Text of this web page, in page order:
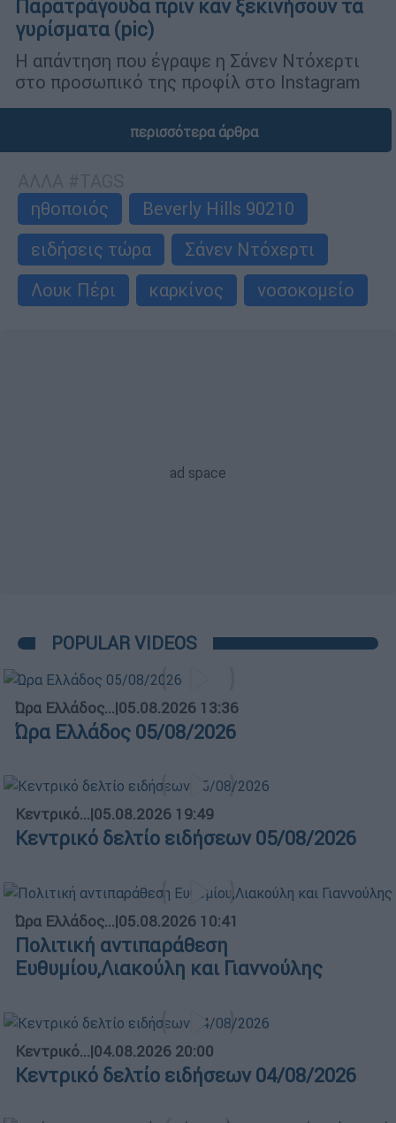
Παρατράγουδα πριν καν ξεκινήσουν τα
γυρίσματα (pic)
Η απάντηση που έγραψε η Σάνεν Ντόχερτι
στο προσωπικό της προφίλ στο Instagram
περισσότερα άρθρα
ηθοποιός
Beverly Hills 90210
ειδήσεις τώρα
Σάνεν Ντόχερτι
Λουκ Πέρι
καρκίνος νοσοκομείο
POPULAR VIDEOS
Ώρα Ελλάδος...|05.08.2026 13:36
Ώρα Ελλάδος 05/08/2026
Κεντρικό...|05.08.2026 19:49
Κεντρικό δελτίο ειδήσεων 05/08/2026
Ώρα Ελλάδος...|05.08.2026 10:41
Πολιτική αντιπαράθεση
Ευθυμίου,Λιακούλη και Γιαννούλης
Κεντρικό...|04.08.2026 20:00
Κεντρικό δελτίο ειδήσεων 04/08/2026